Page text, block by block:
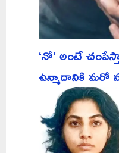
‘నో’ అంటే
ఉన్మాదానికి మరో